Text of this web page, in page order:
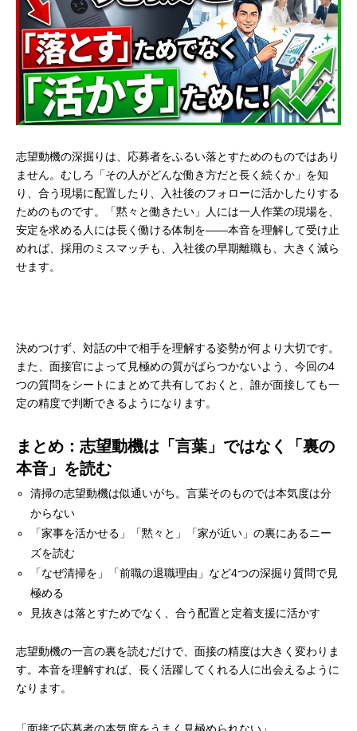
志望動機の深掘りは、応募者をふるい落とすためのものではあり
ません。むしろ「その人がどんな働き方だと長く続くか」を知
り、合う現場に配置したり、入社後のフォローに活かしたりする
ためのものです。「黙々と働きたい」人には一人作業の現場を、
安定を求める人には長く働ける体制を——本音を理解して受け止
めれば、採用のミスマッチも、入社後の早期離職も、大きく減ら
せます。
決めつけず、対話の中で相手を理解する姿勢が何より大切です。
また、面接官によって見極めの質がばらつかないよう、今回の4
つの質問をシートにまとめて共有しておくと、誰が面接しても一
定の精度で判断できるようになります。
まとめ：志望動機は「言葉」ではなく「裏の
本音」を読む
清掃の志望動機は似通いがち。言葉そのものでは本気度は分
からない
「家事を活かせる」「黙々と」「家が近い」の裏にあるニー
ズを読む
「なぜ清掃を」「前職の退職理由」など4つの深掘り質問で見
極める
見抜きは落とすためでなく、合う配置と定着支援に活かす
志望動機の一言の裏を読むだけで、面接の精度は大きく変わりま
す。本音を理解すれば、長く活躍してくれる人に出会えるように
なります。